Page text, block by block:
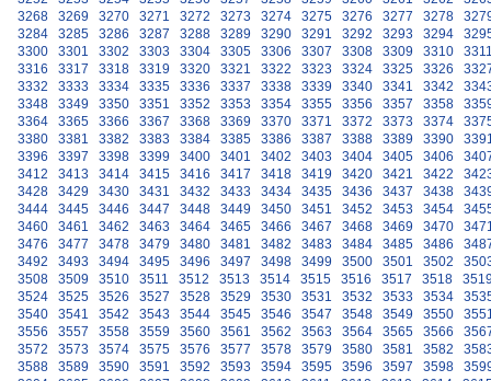
3268
3269 3270 3271 3272 3273 3274 3275 3276 3277 3278
3284
3285 3286 3287 3288 3289 3290 3291 3292 3293 3294
3300
3301 3302 3303 3304 3305 3306 3307 3308 3309 3310
3316
3317 3318 3319 3320 3321 3322 3323 3324 3325 3326
3332
3333 3334 3335 3336 3337 3338 3339 3340 3341 3342
3348
3349 3350 3351 3352 3353 3354 3355 3356 3357 3358
3364
3365 3366 3367 3368 3369 3370 3371 3372 3373 3374
3380
3381 3382 3383 3384 3385 3386 3387 3388 3389 3390
3396
3397 3398 3399 3400 3401 3402 3403 3404 3405 3406
3412
3413 3414 3415 3416 3417 3418 3419 3420 3421 3422
3428
3429 3430 3431 3432 3433 3434 3435 3436 3437 3438
3444
3445 3446 3447 3448 3449 3450 3451 3452 3453 3454
3460
3461 3462 3463 3464 3465 3466 3467 3468 3469 3470
3476
3477 3478 3479 3480 3481 3482 3483 3484 3485 3486
3492
3493 3494 3495 3496 3497 3498 3499 3500 3501 3502
3508
3509 3510 3511 3512 3513 3514 3515 3516 3517 3518
3524
3525 3526 3527 3528 3529 3530 3531 3532 3533 3534
3540
3541 3542 3543 3544 3545 3546 3547 3548 3549 3550
3556
3557 3558 3559 3560 3561 3562 3563 3564 3565 3566
3572
3573 3574 3575 3576 3577 3578 3579 3580 3581 3582
3588
3589 3590 3591 3592 3593 3594 3595 3596 3597 3598